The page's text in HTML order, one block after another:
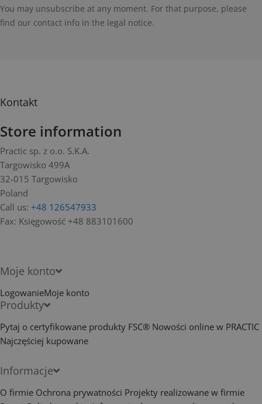
You may unsubscribe at any moment. For that purpose, please
find our contact info in the legal notice.
Kontakt
Store information
Practic sp. z o.o. S.K.A.
Targowisko 499A
32-015 Targowisko
Poland
Call us: +48 126547933
Fax: Księgowość +48 883101600
Moje konto
LogowanieMoje konto
Produkty
Pytaj o certyfikowane produkty FSC® Nowości online w PRACTIC
Najczęściej kupowane
Informacje
O firmie Ochrona prywatności Projekty realizowane w firmie